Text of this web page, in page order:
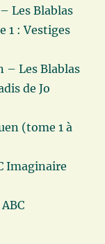
Les Blablas
1 : Vestiges
– Les Blablas
de Jo
(tome 1 à
Imaginaire